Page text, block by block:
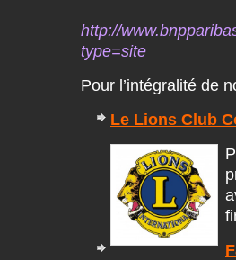
http://
type=site
Pour l’intégralité de
Le Lions Club